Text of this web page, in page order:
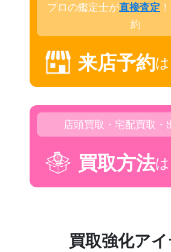
プロの鑑定士が直接査定
約
来店予約
店頭買取・宅配買取・
買取方法
買取強化ア